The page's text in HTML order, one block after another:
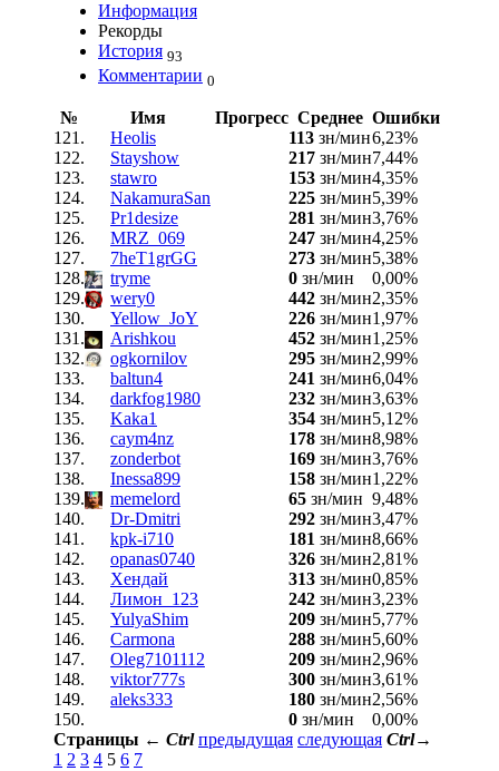
Информация
Рекорды
История 93
Комментарии 0
№ Имя Прогресс Среднее Ошибки
121.
Heolis 113 зн/мин6,23%
122.
Stayshow 217 зн/мин7,44%
123.
stawro 153 зн/мин4,35%
124.
NakamuraSan 225 зн/мин5,39%
125.
Pr1desize 281 зн/мин3,76%
126.
MRZ_069 247 зн/мин4,25%
127.
7heT1grGG 273 зн/мин5,38%
128.
tryme 0 зн/мин
0,00%
129.
wery0 442 зн/мин2,35%
130.
Yellow_JoY 226 зн/мин1,97%
131.
Arishkou 452 зн/мин1,25%
132.
ogkornilov 295 зн/мин2,99%
133.
baltun4 241 зн/мин6,04%
134.
darkfog1980 232 зн/мин3,63%
135.
Kaka1 354 зн/мин5,12%
136.
caym4nz 178 зн/мин8,98%
137.
zonderbot 169 зн/мин3,76%
138.
Inessa899 158 зн/мин1,22%
139.
memelord 65 зн/мин 9,48%
140.
Dr-Dmitri 292 зн/мин3,47%
141.
kpk-i710 181 зн/мин8,66%
142.
opanas0740 326 зн/мин2,81%
143.
Хендай 313 зн/мин0,85%
144.
Лимон_123 242 зн/мин3,23%
145.
YulyaShim 209 зн/мин5,77%
146.
Carmona 288 зн/мин5,60%
147.
Oleg7101112 209 зн/мин2,96%
148.
viktor777s 300 зн/мин3,61%
149.
aleks333 180 зн/мин2,56%
150.
0 зн/мин
0,00%
Страницы ← Ctrl предыдущая следующая Ctrl→
1 2 3 4 5 6 7